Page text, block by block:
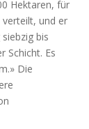
Hektaren, für
verteilt, und er
bis
Schicht. Es
Die